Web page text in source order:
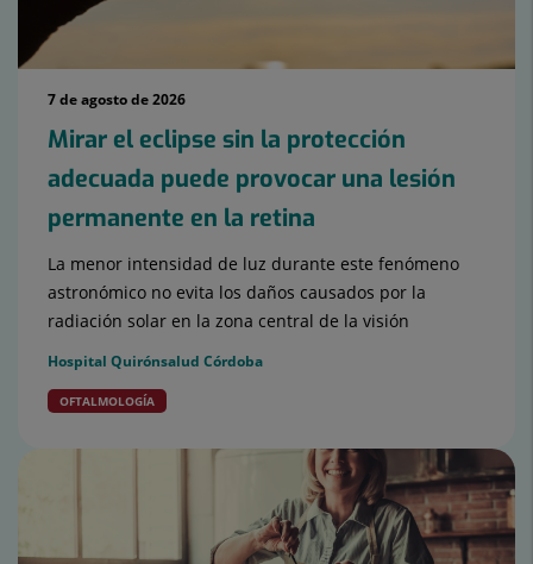
7 de agosto de 2026
Mirar el eclipse sin la protección
adecuada puede provocar una lesión
permanente en la retina
La menor intensidad de luz durante este fenómeno
astronómico no evita los daños causados por la
radiación solar en la zona central de la visión
Hospital Quirónsalud Córdoba
OFTALMOLOGÍA